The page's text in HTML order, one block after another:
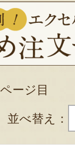
ページ目
並べ替え：